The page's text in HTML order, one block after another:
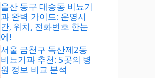
울산 동구 대송동 비뇨기
과 완벽 가이드: 운영시
간, 위치, 전화번호 한눈
에!
서울 금천구 독산제2동
비뇨기과 추천: 5곳의 병
원 정보 비교 분석